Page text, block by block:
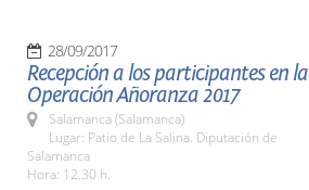
28/09/2017
Recepción a los participantes en la
Operación Añoranza 2017
Salamanca (Salamanca)
Lugar: Patio de La Salina. Diputación de
Salamanca
Hora: 12.30 h.